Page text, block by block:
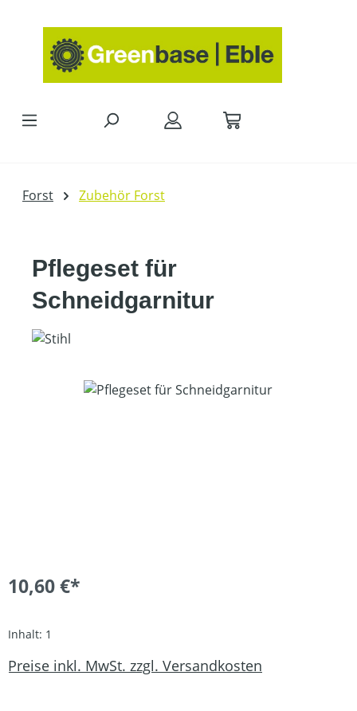
Forst Zubehör Forst
Pflegeset für
Schneidgarnitur
Bildergalerie überspringen
10,60 €*
Inhalt: 1
Preise inkl. MwSt. zzgl. Versandkosten